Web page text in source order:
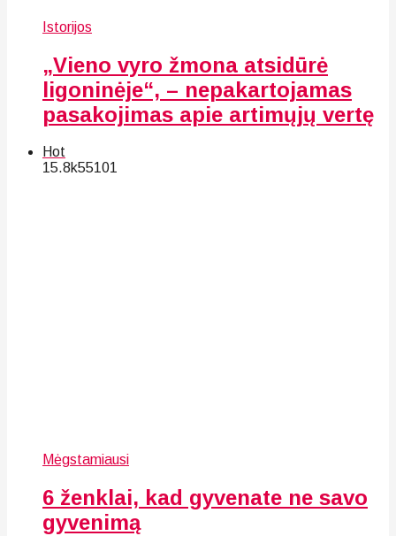
Istorijos
„Vieno vyro žmona atsidūrė
ligoninėje“, – nepakartojamas
pasakojimas apie artimųjų vertę
Hot
15.8k55101
Mėgstamiausi
6 ženklai, kad gyvenate ne savo
gyvenimą